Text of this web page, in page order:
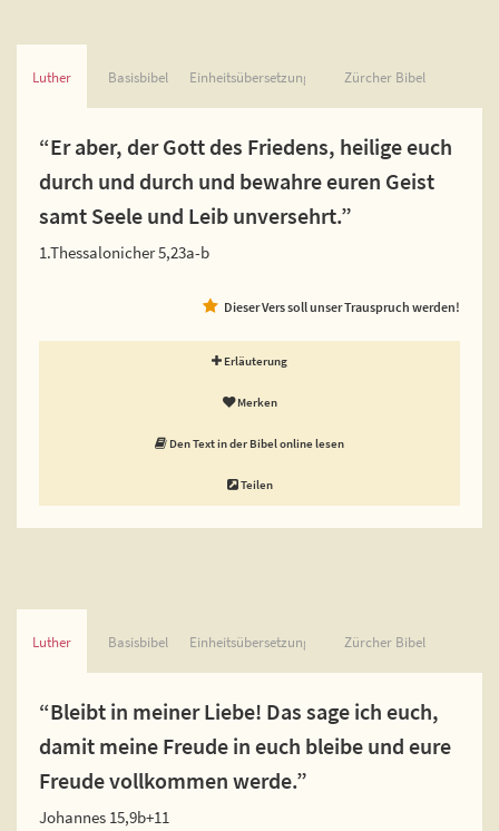
Luther Basisbibel Einheitsübersetzung Zürcher Bibel
“Er aber, der Gott des Friedens, heilige euch
durch und durch und bewahre euren Geist
samt Seele und Leib unversehrt.”
1.Thessalonicher 5,23a-b
Dieser Vers soll unser Trauspruch werden!
Erläuterung
Merken
Den Text in der Bibel online lesen
Teilen
Luther Basisbibel Einheitsübersetzung Zürcher Bibel
“Bleibt in meiner Liebe! Das sage ich euch,
damit meine Freude in euch bleibe und eure
Freude vollkommen werde.”
Johannes 15,9b+11